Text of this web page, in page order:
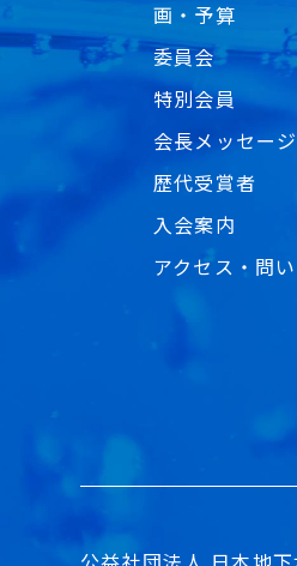
画・予算
委員会
特別会員
会長メッセージ
歴代受賞者
入会案内
アクセス・問